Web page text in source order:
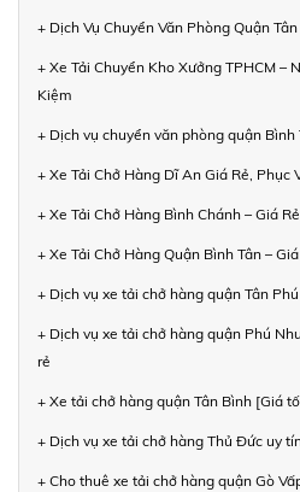
+ Dịch Vụ Chuyển Văn Phòng Quận
+ Xe Tải Chuyển Kho Xưởng TPHCM –
Kiệm
+ Dịch vụ chuyển văn phòng quận
+ Xe Tải Chở Hàng Dĩ An Giá Rẻ,
+ Xe Tải Chở Hàng Bình Chánh – Giá
+ Xe Tải Chở Hàng Quận Bình Tân –
+ Dịch vụ xe tải chở hàng quận Tân
+ Dịch vụ xe tải chở hàng quận Phú
rẻ
+ Xe tải chở hàng quận Tân Bình [Giá
+ Dịch vụ xe tải chở hàng Thủ Đức uy
+ Cho thuê xe tải chở hàng quận Gò